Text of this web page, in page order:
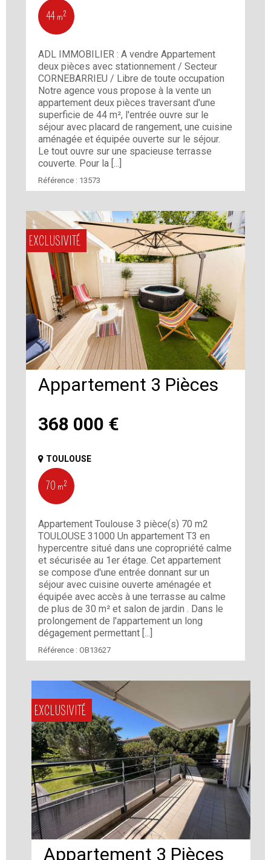
44 m²
ADL IMMOBILIER : A vendre Appartement
deux pièces avec stationnement / Secteur
CORNEBARRIEU / Libre de toute occupation
Notre agence vous propose à la vente un
appartement deux pièces traversant d'une
superficie de 44 m², l'entrée ouvre sur le
séjour avec placard de rangement, une cuisine
aménagée et équipée ouverte sur le séjour.
Le tout ouvre sur une spacieuse terrasse
couverte. Pour la [...]
Référence : 13573
EXCLUSIVITÉ
368 000 €
Appartement 3 Pièces
TOULOUSE
70 m²
Appartement Toulouse 3 pièce(s) 70 m2
TOULOUSE 31000 Un appartement T3 en
hypercentre situé dans une copropriété calme
et sécurisée au 1er étage. Cet appartement
se compose d'une entrée donnant sur un
séjour avec cuisine ouverte aménagée et
équipée avec accès à une terrasse au calme
de plus de 30 m² et salon de jardin . Dans le
prolongement de l'appartement un long
dégagement permettant [...]
Référence : OB13627
EXCLUSIVITÉ
Appartement 3 Pièces